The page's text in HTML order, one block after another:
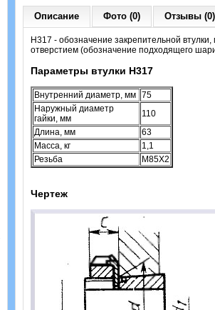
Описание Фото (0) Отзывы (0)
H317 - обозначение закрепительной
отверстием (обозначение подходящего
Параметры втулки H317
Внутренний диаметр, мм 75
Наружный диаметр
гайки, мм
110
Длина, мм
63
Масса, кг
1,1
Резьба
M85X2
Чертеж